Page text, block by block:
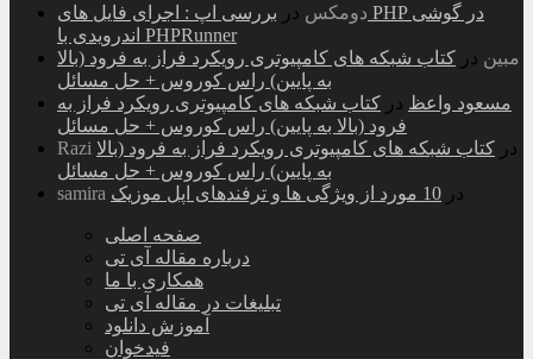
دومکس در بررسی اپ : اجرای فایل های PHP در گوشی
اندرویدی با PHPRunner
مبین در کتاب شبکه های کامپیوتری رویکرد فراز به فرود (بالا
به پایین) راس کوروس + حل مسائل
مسعود واعظ در کتاب شبکه های کامپیوتری رویکرد فراز به
فرود (بالا به پایین) راس کوروس + حل مسائل
Razi
در کتاب شبکه های کامپیوتری رویکرد فراز به فرود (بالا
به پایین) راس کوروس + حل مسائل
samira
در 10 مورد از ویژگی ها و ترفندهای اپل موزیک
صفحه اصلی
درباره مقاله آی تی
همکاری با ما
تبلیغات در مقاله آی تی
آموزش دانلود
فیدخوان